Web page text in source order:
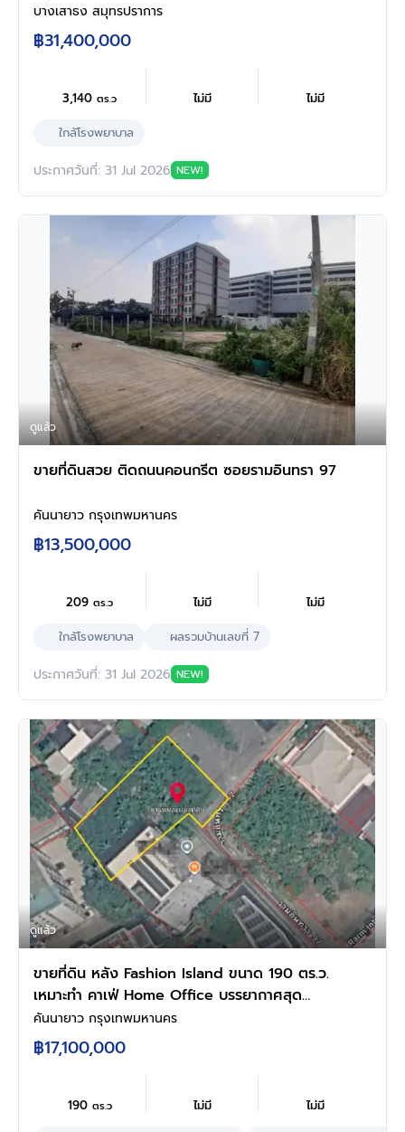
บางเสาธง สมุทรปราการ
฿31,400,000
3,140ตร.ว ไม่มี
ไม่มี
ใกล้โรงพยาบาล
ประกาศวันที่: 31 Jul 2026 NEW!
ดูแล้ว
ขายที่ดินสวย ติดถนนคอนกรีต ซอยรามอินทรา 97
คันนายาว กรุงเทพมหานคร
฿13,500,000
209ตร.ว ไม่มี
ไม่มี
ใกล้โรงพยาบาล
ผลรวมบ้านเลขที่ 7
ประกาศวันที่: 31 Jul 2026 NEW!
ดูแล้ว
ขายที่ดิน หลัง Fashion Island ขนาด 190 ตร.ว.
เหมาะทำ คาเฟ่ Home Office บรรยากาศสุด
Private
คันนายาว กรุงเทพมหานคร
฿17,100,000
190 ตร.ว ไม่มี
ไม่มี